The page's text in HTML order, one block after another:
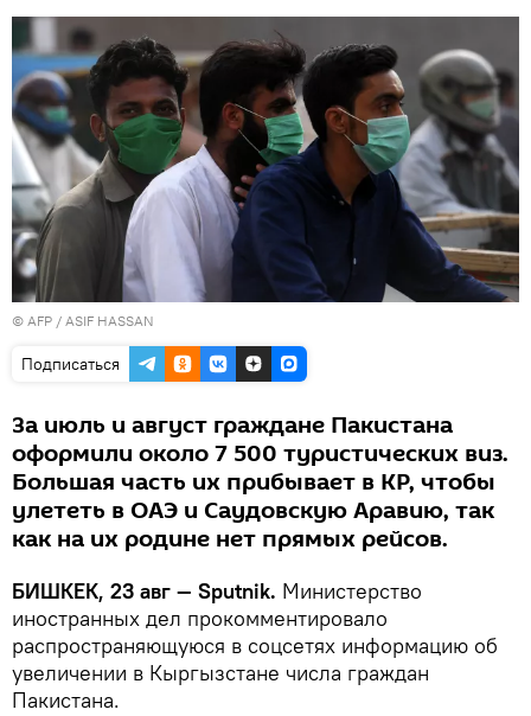
© AFP / ASIF HASSAN
Подписаться
За июль и август граждане Пакистана
оформили около 7 500 туристических виз.
Большая часть их прибывает в КР, чтобы
улететь в ОАЭ и Саудовскую Аравию, так
как на их родине нет прямых рейсов.
БИШКЕК, 23 авг — Sputnik. Министерство
иностранных дел прокомментировало
распространяющуюся в соцсетях информацию об
увеличении в Кыргызстане числа граждан
Пакистана.